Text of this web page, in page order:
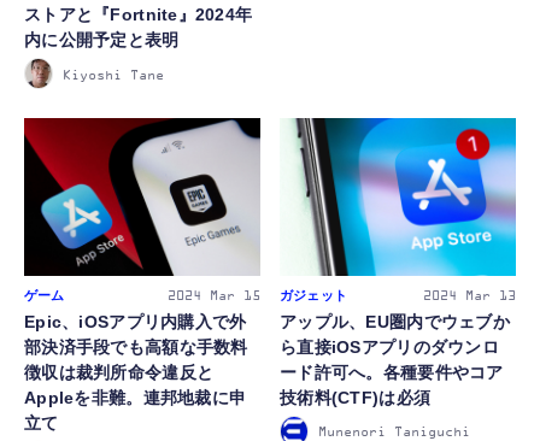
FOLLOW US
ストアと『Fortnite』2024年
内に公開予定と表明
Kiyoshi Tane
ゲーム 2024 Mar 15
Epic、iOSアプリ内購入で外
部決済手段でも高額な手数料
徴収は裁判所命令違反と
Appleを非難。連邦地裁に申
立て
ガジェット 2024 Mar 13
アップル、EU圏内でウェブか
ら直接iOSアプリのダウンロ
ード許可へ。各種要件やコア
技術料(CTF)は必須
Munenori Taniguchi